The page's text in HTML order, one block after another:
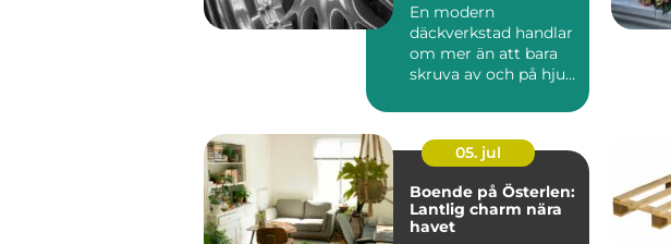
En modern
däckverkstad handlar
om mer än att bara
skruva av och på hjul.
Stockholm är...
05. jul
Boende på Österlen:
Lantlig charm nära
havet